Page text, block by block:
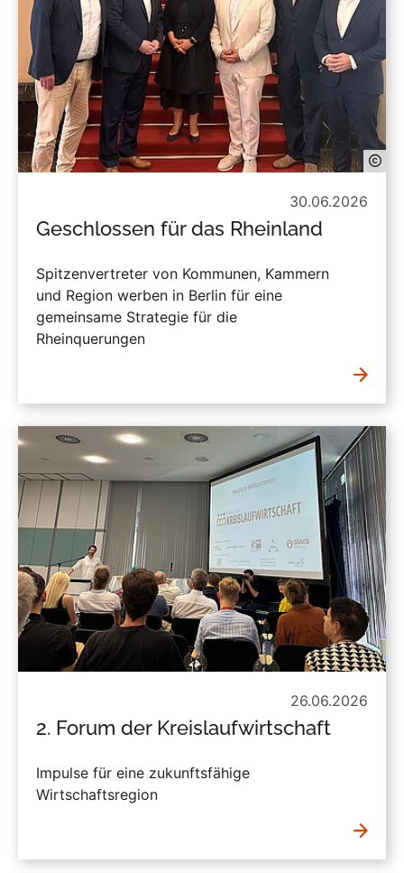
30.06.2026
Geschlossen für das Rheinland
Spitzenvertreter von Kommunen, Kammern
und Region werben in Berlin für eine
gemeinsame Strategie für die
Rheinquerungen
26.06.2026
2. Forum der Kreislaufwirtschaft
Impulse für eine zukunftsfähige
Wirtschaftsregion